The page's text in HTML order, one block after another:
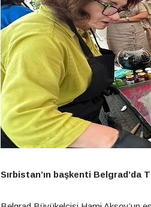
Sırbistan’ın başkenti Belgrad’da